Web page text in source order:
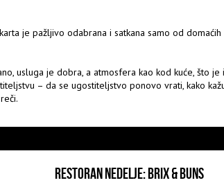
je pažljivo odabrana i satkana samo od domaćih
usluga je dobra, a atmosfera kao kod kuće, što je i
– da se ugostiteljstvo ponovo vrati, kako
RESTORAN NEDELJE: BRIX & BUNS